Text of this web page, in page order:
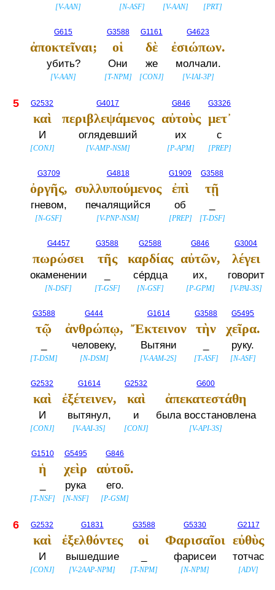
[V-AAN] [N-ASF] [V-AAN] [PRT]
G615
ἀποκτεῖναι;
убить?
[V-AAN]
G3588
οἱ
Они
[T-NPM]
G1161
δὲ
же
[CONJ]
G4623
ἐσιώπων.
молчали.
[V-IAI-3P]
5 G2532
καὶ
И
[CONJ]
G4017
περιβλεψάμενος
оглядевший
[V-AMP-NSM]
G846
αὐτοὺς
их
[P-APM]
G3326
μετ᾽
с
[PREP]
G3709
ὀργῆς,
гневом,
[N-GSF]
G4818
συλλυπούμενος
печалящийся
[V-PNP-NSM]
G1909
ἐπὶ
об
[PREP]
G3588
τῇ
[T-DSF]
G4457
πωρώσει
окаменении
[N-DSF]
G3588
τῆς
[T-GSF]
G2588
καρδίας
се́рдца
[N-GSF]
G846
αὐτῶν,
их,
[P-GPM]
G3004
λέγει
говорит
[V-PAI-3S]
G3588
τῷ
[T-DSM]
G444
ἀνθρώπῳ,
человеку,
[N-DSM]
G1614
Ἔκτεινον
Вытяни
[V-AAM-2S]
G3588
τὴν
[T-ASF]
G5495
χεῖρα.
руку.
[N-ASF]
G2532
καὶ
И
[CONJ]
G1614
ἐξέτεινεν,
вытянул,
[V-AAI-3S]
G2532
καὶ
и
[CONJ]
G600
ἀπεκατεστάθη
была восстановлена
[V-API-3S]
G1510
ἡ
[T-NSF]
G5495
χεὶρ
рука
[N-NSF]
G846
αὐτοῦ.
его.
[P-GSM]
6 G2532
καὶ
И
[CONJ]
G1831
ἐξελθόντες
вышедшие
[V-2AAP-NPM]
G3588
οἱ
[T-NPM]
G5330
Φαρισαῖοι
фарисеи
[N-NPM]
G2117
εὐθὺς
тотчас
[ADV]